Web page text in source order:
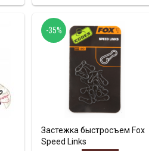
Застежка быстросъем Fox
Speed Links
-35%